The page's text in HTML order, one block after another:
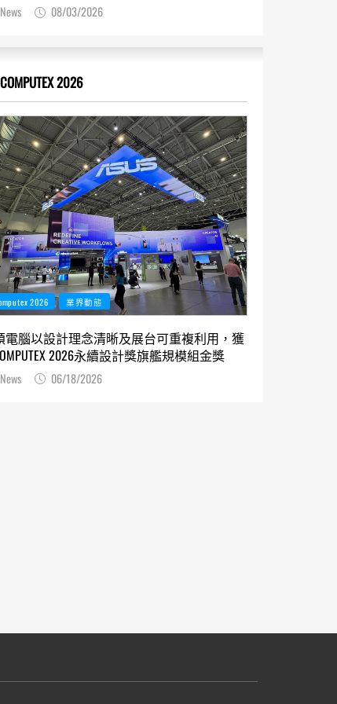
News 08/03/2026
COMPUTEX 2026
2026 業界動態
電腦以設計理念清晰及展台可重複利用，獲
2026永續設計獎旗艦規模組金獎
News 06/18/2026